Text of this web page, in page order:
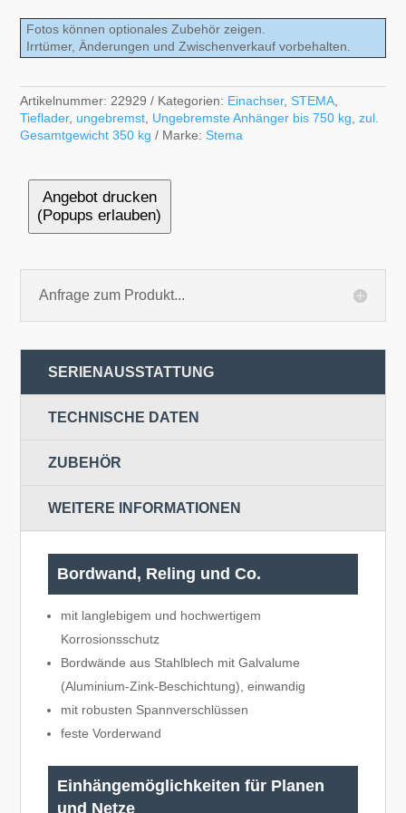
Fotos können optionales Zubehör zeigen.
Irrtümer, Änderungen und Zwischenverkauf vorbehalten.
Artikelnummer:22929 Kategorien: Einachser,STEMA,
Tieflader, ungebremst, Ungebremste Anhänger bis 750 kg,zul.
Gesamtgewicht 350 kg
Marke:Stema
Angebot drucken
(Popups erlauben)
Anfrage zum Produkt...
SERIENAUSSTATTUNG
TECHNISCHE DATEN
ZUBEHÖR
WEITERE INFORMATIONEN
Bordwand, Reling und Co.
mit langlebigem und hochwertigem
Korrosionsschutz
Bordwände aus Stahlblech mit Galvalume
(Aluminium-Zink-Beschichtung), einwandig
mit robusten Spannverschlüssen
feste Vorderwand
Einhängemöglichkeiten für Planen
und Netze